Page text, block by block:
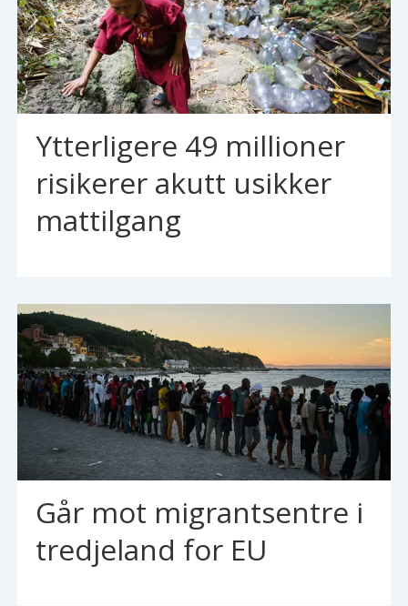
Ytterligere 49 millioner
risikerer akutt usikker
mattilgang
Går mot migrantsentre i
tredjeland for EU